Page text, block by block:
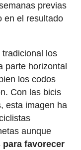
previas
en el resultado
los
parte horizontal
los codos
Con las bicis
esta imagen ha
aunque
favorecer